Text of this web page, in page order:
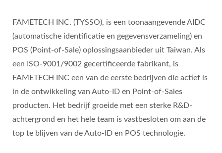
FAMETECH INC. (TYSSO), is een toonaangevende AIDC
(automatische identificatie en gegevensverzameling) en
POS (Point-of-Sale) oplossingsaanbieder uit Taiwan. Als
een ISO-9001/9002 gecertificeerde fabrikant, is
FAMETECH INC een van de eerste bedrijven die actief is
in de ontwikkeling van Auto-ID en Point-of-Sales
producten. Het bedrijf groeide met een sterke R&D-
achtergrond en het hele team is vastbesloten om aan de
top te blijven van de Auto-ID en POS technologie.